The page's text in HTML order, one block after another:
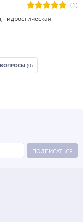
(1)
гидростическая
(0)
ПОДПИСАТЬСЯ